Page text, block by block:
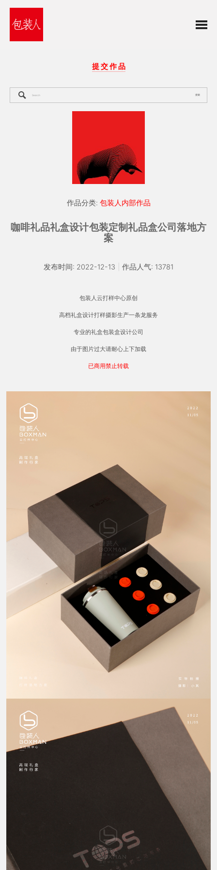
提 交 作 品
搜索
作品分类: 包装人内部作品
咖啡礼品礼盒设计包装定制礼品盒公司落地方
案
发布时间: 2022-12-13 作品人气: 13781
包装人云打样中心原创
高档礼盒设计打样摄影生产一条龙服务
专业的礼盒包装盒设计公司
由于图片过大请耐心上下加载
已商用禁止转载